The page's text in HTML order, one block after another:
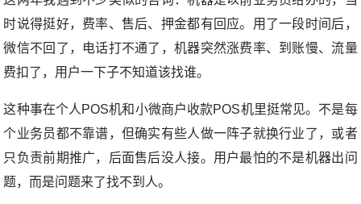
时说得挺好，费率、售后、押金都有回应。用了一段时间后，
微信不回了，电话打不通了，机器突然涨费率、到账慢、流量
费扣了，用户一下子不知道该找谁。
这种事在个人POS机和小微商户收款POS机里挺常见。不是每
个业务员都不靠谱，但确实有些人做一阵子就换行业了，或者
只负责前期推广，后面售后没人接。用户最怕的不是机器出问
题，而是问题来了找不到人。